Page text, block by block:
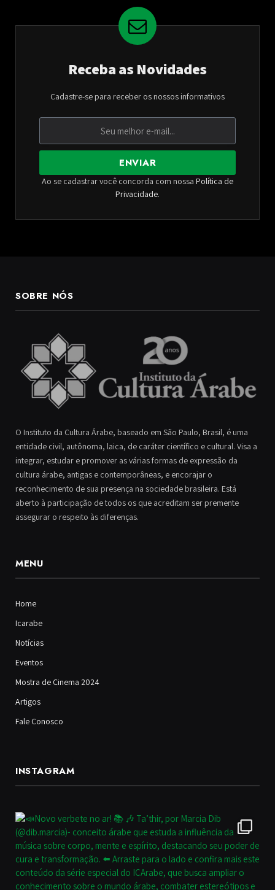
Receba as Novidades
Cadastre-se para receber os nossos informativos
ENVIAR
Ao se cadastrar você concorda com nossa Política de
Privacidade.
SOBRE NÓS
O Instituto da Cultura Árabe, baseado em São Paulo, Brasil, é uma
entidade civil, autônoma, laica, de caráter científico e cultural. Visa a
integrar, estudar e promover as várias formas de expressão da
cultura árabe, antigas e contemporâneas, e encorajar o
reconhecimento de sua presença na sociedade brasileira. Está
aberto à participação de todos os que acreditam ser premente
assegurar o respeito às diferenças.
MENU
Home
Icarabe
Notícias
Eventos
Mostra de Cinema 2024
Artigos
Fale Conosco
INSTAGRAM